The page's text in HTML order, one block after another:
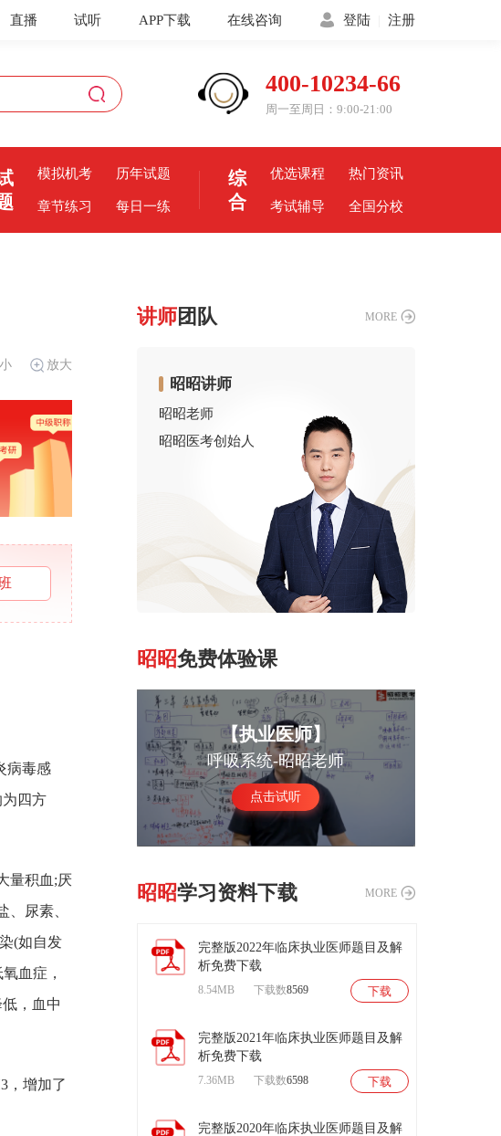
注册
登陆
在线咨询
APP下载
试听
直播
400-10234-66
周一至周日：9:00-21:00
模拟机考 历年试题
章节练习 每日一练
综
合
优选课程 热门资讯
考试辅导 全国分校
放大
病毒感
四方
量积血;厌
尿素、
(如自发
血症，
，血中
，增加了
讲师团队 MORE
昭昭讲师
昭昭老师
昭昭医考创始人
昭昭免费体验课
【执业医师】
呼吸系统-昭昭老师
点击试听
后
进
试
听
昭昭学习资料下载 MORE
完整版2022年临床执业医师题目及解
析免费下载
8.54MB 下载数8569 下载
完整版2021年临床执业医师题目及解
析免费下载
7.36MB 下载数6598 下载
完整版2020年临床执业医师题目及解